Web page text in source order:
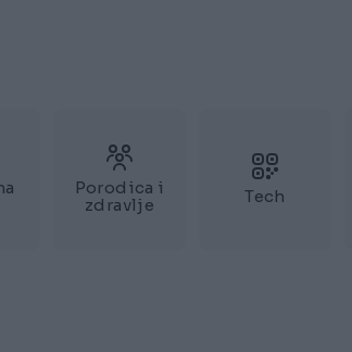
Porodica i
zdravlje
Tech